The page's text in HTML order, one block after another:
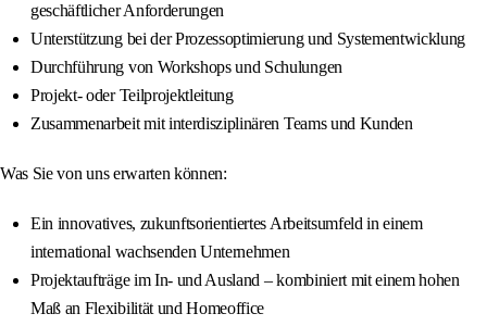
geschäftlicher Anforderungen
Unterstützung bei der Prozessoptimierung und Systementwicklung
Durchführung von Workshops und Schulungen
Projekt- oder Teilprojektleitung
Zusammenarbeit mit interdisziplinären Teams und Kunden
Was Sie von uns erwarten können:
Ein innovatives, zukunftsorientiertes Arbeitsumfeld in einem
international wachsenden Unternehmen
Projektaufträge im In- und Ausland – kombiniert mit einem hohen
Maß an Flexibilität und Homeoffice